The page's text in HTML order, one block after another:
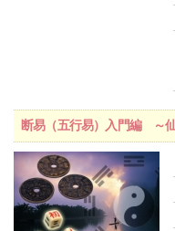
断易（五行易）入門編 ～